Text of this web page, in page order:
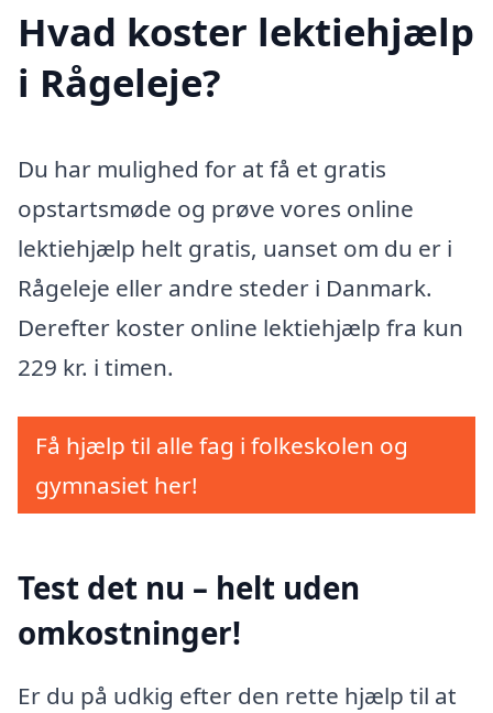
Hvad koster lektiehjælp
i Rågeleje?
Du har mulighed for at få et gratis
opstartsmøde og prøve vores online
lektiehjælp helt gratis, uanset om du er i
Rågeleje eller andre steder i Danmark.
Derefter koster online lektiehjælp fra kun
229 kr. i timen.
Få hjælp til alle fag i folkeskolen og
gymnasiet her!
Test det nu – helt uden
omkostninger!
Er du på udkig efter den rette hjælp til at